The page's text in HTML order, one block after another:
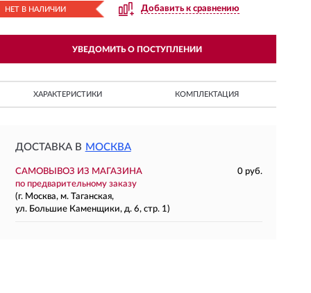
НЕТ В НАЛИЧИИ Добавить к сравнению
УВЕДОМИТЬ О ПОСТУПЛЕНИИ
ХАРАКТЕРИСТИКИ КОМПЛЕКТАЦИЯ
ДОСТАВКА В МОСКВА
САМОВЫВОЗ ИЗ МАГАЗИНА
0 руб.
по предварительному заказу
(г. Москва, м. Таганская,
ул. Большие Каменщики, д. 6, стр. 1)